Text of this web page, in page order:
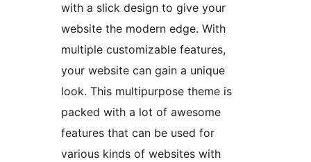
with a slick design to give your
website the modern edge. With
multiple customizable features,
your website can gain a unique
look. This multipurpose theme is
packed with a lot of awesome
features that can be used for
various kinds of websites with